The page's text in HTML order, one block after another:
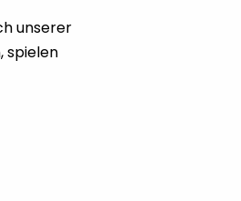
unserer
spielen